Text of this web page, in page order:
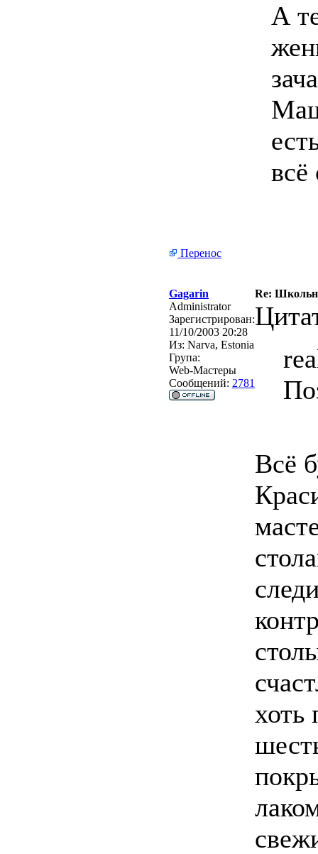
А
всё
Перенос
Gagarin
Re:
Administrator
Зарегистрирован:
11/10/2003 20:28
Из: Narva, Estonia
Група:
Web-Мастеры
Сообщений: 2781
Всё
хоть